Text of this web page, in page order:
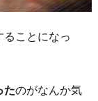
ことになっ
たのがなんか気